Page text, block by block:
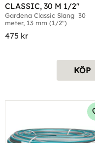
CLASSIC, 30 M 1/2"
Gardena Classic Slang  30
meter, 13 mm (1/2")
475 kr
KÖP